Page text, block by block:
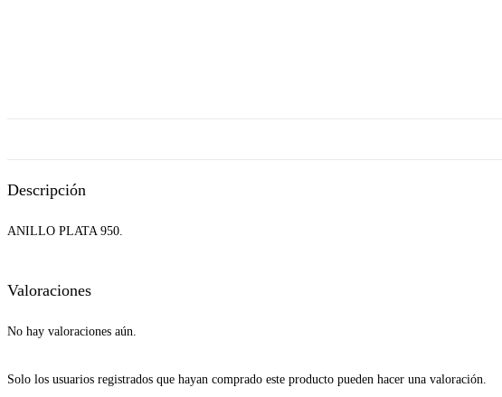
Descripción
ANILLO PLATA 950.
Valoraciones
No hay valoraciones aún.
Solo los usuarios registrados que hayan comprado este producto pueden hacer una valoración.